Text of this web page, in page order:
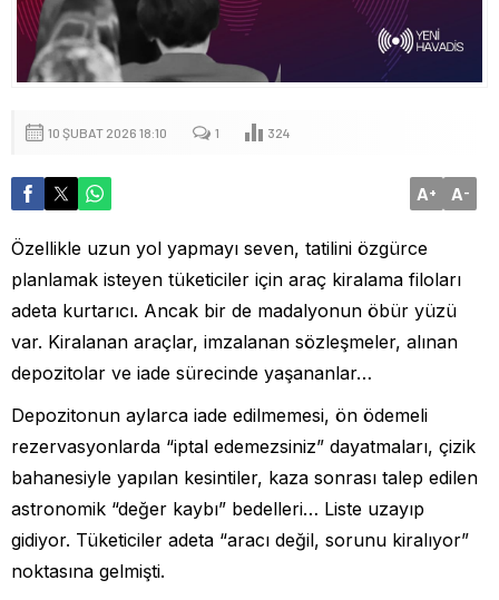
10 ŞUBAT 2026 18:10 1 324
A+ A-
Özellikle uzun yol yapmayı seven, tatilini özgürce
planlamak isteyen tüketiciler için araç kiralama filoları
adeta kurtarıcı. Ancak bir de madalyonun öbür yüzü
var. Kiralanan araçlar, imzalanan sözleşmeler, alınan
depozitolar ve iade sürecinde yaşananlar…
Depozitonun aylarca iade edilmemesi, ön ödemeli
rezervasyonlarda “iptal edemezsiniz” dayatmaları, çizik
bahanesiyle yapılan kesintiler, kaza sonrası talep edilen
astronomik “değer kaybı” bedelleri… Liste uzayıp
gidiyor. Tüketiciler adeta “aracı değil, sorunu kiralıyor”
noktasına gelmişti.